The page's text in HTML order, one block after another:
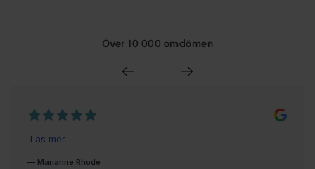
Över 10 000 omdömen